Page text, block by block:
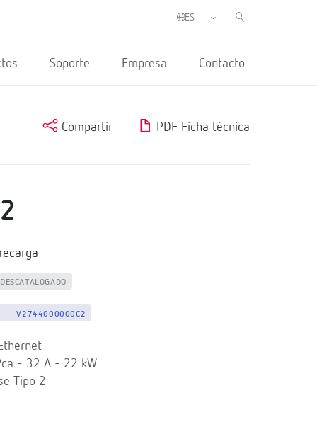
Soporte Empresa Contacto
Compartir PDF Ficha técnica
DESCATALOGADO
— V2744000000C2
- 32 A - 22 kW
Tipo 2